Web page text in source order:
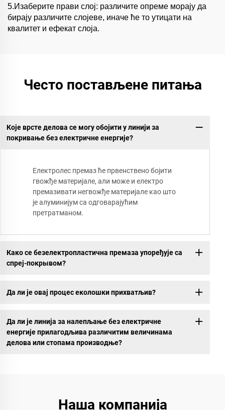
5.Изаберите прави слој: различите опреме морају да
бирају различите слојеве, иначе ће то утицати на
квалитет и ефекат слоја.
Често постављене питања
Које врсте делова се могу обојити у линији за
покривање без електричне енергије?
Електролес премаз ће првенствено бојити
гвожђе материјале, али може и електро
премазивати негвожђе материјале као што
је алуминијум са одговарајућим
претратманом.
Како се безелектропластична премаза упоређује са
спреј-покрывом?
Да ли је овај процес еколошки прихватљив?
Да ли је линија за налепљање без електричне
енергије прилагодљива различитим величинама
делова или стопама производње?
Наша компанија